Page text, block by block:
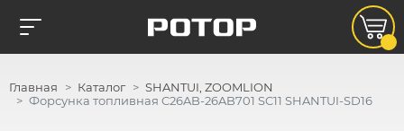
Главная Каталог
SHANTUI, ZOOMLION
Форсунка топливная C26AB-26AB701 SC11 SHANTUI-SD16